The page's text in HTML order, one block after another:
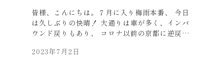
皆様、こんにちは。７月に入り梅雨本番、 今日
は久しぶりの快晴！ 大通りは車が多く、インバ
ウンド戻りもあり、 コロナ以前の京都に逆戻
ね。 話は変わりますが、先日息子が小学校で
2023年7月2日